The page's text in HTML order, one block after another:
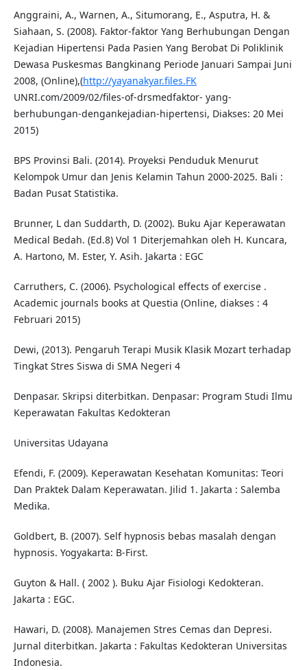
Anggraini, A., Warnen, A., Situmorang, E., Asputra, H. &
Siahaan, S. (2008). Faktor-faktor Yang Berhubungan Dengan
Kejadian Hipertensi Pada Pasien Yang Berobat Di Poliklinik
Dewasa Puskesmas Bangkinang Periode Januari Sampai Juni
2008, (Online),(http://yayanakyar.files.FK
UNRI.com/2009/02/files-of-drsmedfaktor- yang-
berhubungan-dengankejadian-hipertensi, Diakses: 20 Mei
2015)
BPS Provinsi Bali. (2014). Proyeksi Penduduk Menurut
Kelompok Umur dan Jenis Kelamin Tahun 2000-2025. Bali :
Badan Pusat Statistika.
Brunner, L dan Suddarth, D. (2002). Buku Ajar Keperawatan
Medical Bedah. (Ed.8) Vol 1 Diterjemahkan oleh H. Kuncara,
A. Hartono, M. Ester, Y. Asih. Jakarta : EGC
Carruthers, C. (2006). Psychological effects of exercise .
Academic journals books at Questia (Online, diakses : 4
Februari 2015)
Dewi, (2013). Pengaruh Terapi Musik Klasik Mozart terhadap
Tingkat Stres Siswa di SMA Negeri 4
Denpasar. Skripsi diterbitkan. Denpasar: Program Studi Ilmu
Keperawatan Fakultas Kedokteran
Universitas Udayana
Efendi, F. (2009). Keperawatan Kesehatan Komunitas: Teori
Dan Praktek Dalam Keperawatan. Jilid 1. Jakarta : Salemba
Medika.
Goldbert, B. (2007). Self hypnosis bebas masalah dengan
hypnosis. Yogyakarta: B-First.
Guyton & Hall. ( 2002 ). Buku Ajar Fisiologi Kedokteran.
Jakarta : EGC.
Hawari, D. (2008). Manajemen Stres Cemas dan Depresi.
Jurnal diterbitkan. Jakarta : Fakultas Kedokteran Universitas
Indonesia.